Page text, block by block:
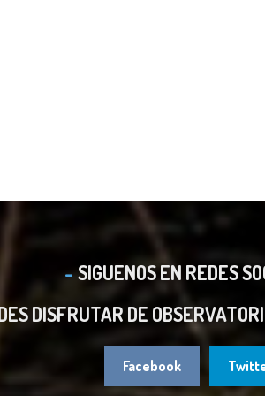
SIGUENOS EN REDES
DISFRUTAR DE
Facebook